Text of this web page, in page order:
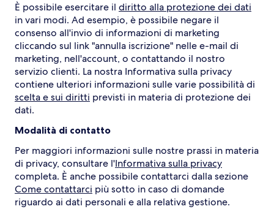
È possibile esercitare il diritto alla protezione dei dati
in vari modi. Ad esempio, è possibile negare il
consenso all'invio di informazioni di marketing
cliccando sul link "annulla iscrizione" nelle e-mail di
marketing, nell'account, o contattando il nostro
servizio clienti. La nostra Informativa sulla privacy
contiene ulteriori informazioni sulle varie possibilità di
scelta e sui diritti previsti in materia di protezione dei
dati.
Modalità di contatto
Per maggiori informazioni sulle nostre prassi in materia
di privacy, consultare l'Informativa sulla privacy
completa. È anche possibile contattarci dalla sezione
Come contattarci più sotto in caso di domande
riguardo ai dati personali e alla relativa gestione.